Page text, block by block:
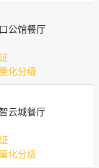
公馆餐厅
化分级
云城餐厅
化分级